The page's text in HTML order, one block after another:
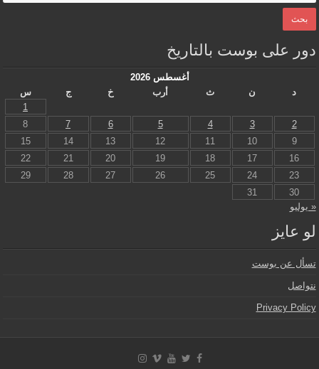
دور على بوست بالتاريخ
أغسطس 2026
د
ن ث أرب خ ج
س
1
2
3
4
5
6
7
8
9
10
11
12
13
14
15
16
17
18
19
20
21
22
23
24
25
26
27
28
29
30
31
« يوليو
لو عايز
تسأل عن بوست
نتواصل
Privacy Policy